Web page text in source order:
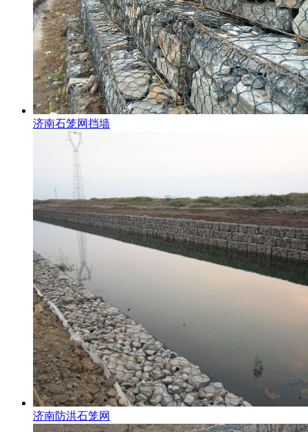
济南石笼网挡墙
济南防洪石笼网